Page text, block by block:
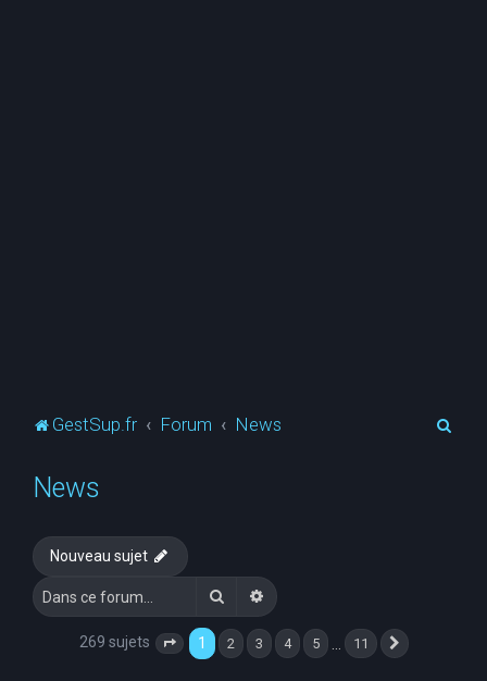
GestSup.fr Forum News
News
Nouveau sujet
RechercherRecherche avancée
269 sujets Page 1 sur11
1 2 3 4 5 11